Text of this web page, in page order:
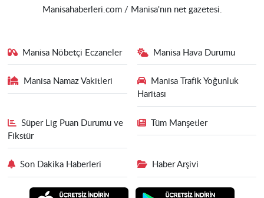
Manisahaberleri.com / Manisa'nın net gazetesi.
Manisa Nöbetçi Eczaneler Manisa Hava Durumu
Manisa Namaz Vakitleri
Manisa Trafik Yoğunluk
Haritası
Süper Lig Puan Durumu ve
Fikstür
Tüm Manşetler
Son Dakika Haberleri Haber Arşivi